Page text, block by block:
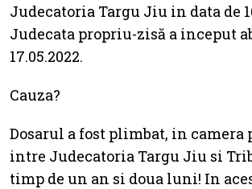
Judecatoria Targu Jiu in data de
Judecata propriu-zisă a inceput
17.05.2022.
Cauza?
Dosarul a fost plimbat, in
intre Judecatoria Targu Jiu si
timp de un an si doua luni! In